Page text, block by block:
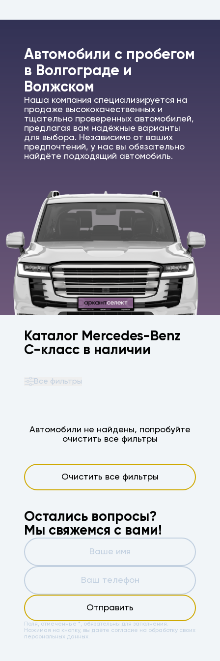
Автомобили c пробегом
в Волгограде и
Волжском
Наша компания специализируется на
продаже высококачественных и
тщательно проверенных автомобилей,
предлагая вам надёжные варианты
для выбора. Независимо от ваших
предпочтений, у нас вы обязательно
найдёте подходящий автомобиль.
Каталог Mercedes-Benz
C-класс в наличии
Автомобили не найдены, попробуйте
очистить все фильтры
Очистить все фильтры
Все фильтры
Остались вопросы?
Мы свяжемся с вами!
Отправить
Поля, отмеченные *, обязательны для заполнения.
Нажимая на кнопку, вы даёте согласие на обработку своих
персональных данных.